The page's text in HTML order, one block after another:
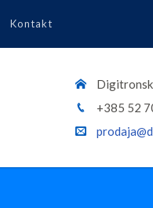
Kontakt
+385 52